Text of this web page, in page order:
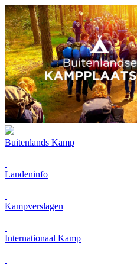
Buitenlands Kamp
Landeninfo
Kampverslagen
Internationaal Kamp